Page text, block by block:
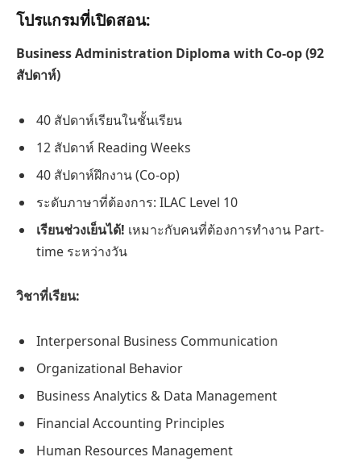
โปรแกรมที่เปิดสอน:
Business Administration Diploma with Co-op (92
สัปดาห์)
40 สัปดาห์เรียนในชั้นเรียน
12 สัปดาห์ Reading Weeks
40 สัปดาห์ฝึกงาน (Co-op)
ระดับภาษาที่ต้องการ: ILAC Level 10
เรียนช่วงเย็นได้! เหมาะกับคนที่ต้องการทำงาน Part-
time ระหว่างวัน
วิชาที่เรียน:
Interpersonal Business Communication
Organizational Behavior
Business Analytics & Data Management
Financial Accounting Principles
Human Resources Management